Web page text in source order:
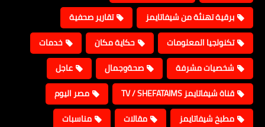
برقية تهنئة من شيفاتايمز
تقارير صحفية
تكنولجيا المعلومات
حكاية مكان
خدمات
شخصيات مشرفة
صحةوجمال
عاجل
قناة شيفاتايمز TV / SHEFATAIMS
مصر اليوم
مطبخ شيفاتايمز
مقالات
مناسبات